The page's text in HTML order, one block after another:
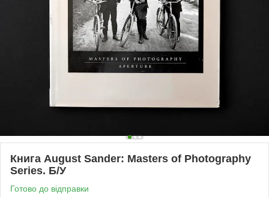
Книга August Sander: Masters of Photography
Series. Б/У
Готово до відправки